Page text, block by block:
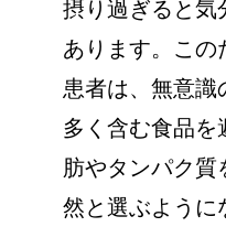
摂り過ぎると気
あります。この
患者は、無意識
多く含む食品を
肪やタンパク質
然と選ぶように